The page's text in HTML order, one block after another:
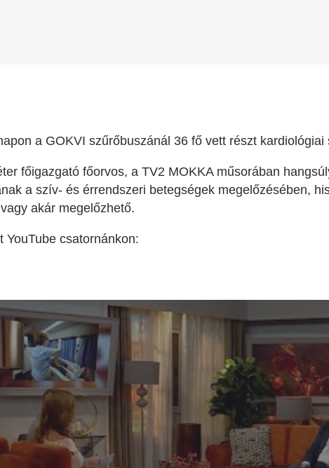
a GOKVI szűrőbuszánál 36 fő vett részt kardiológiai
főigazgató főorvos, a TV2 MOKKA műsorában
a szív- és érrendszeri betegségek megelőzésében,
akár megelőzhető.
YouTube csatornánkon: